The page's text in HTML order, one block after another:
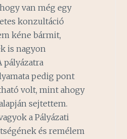
van még egy
konzultáció
kéne bármit,
is nagyon
pályázatra
pedig pont
volt, mint ahogy
sejtettem.
a Pályázati
és remélem